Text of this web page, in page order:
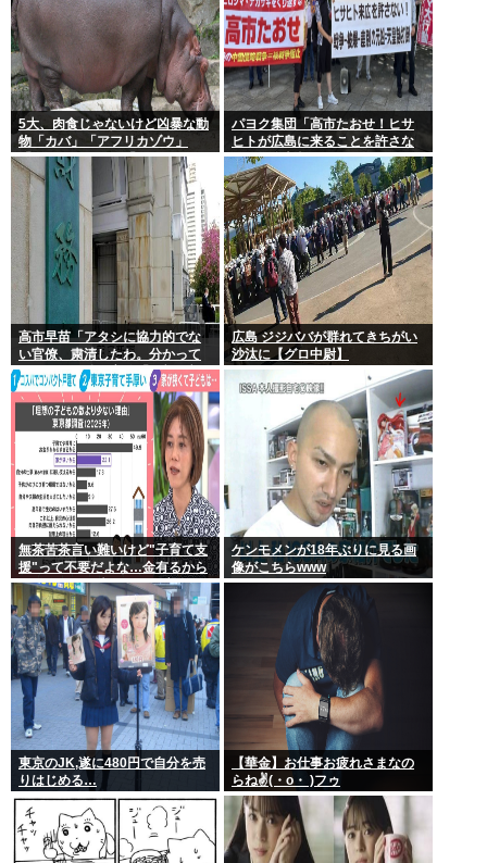
5大、肉食じゃないけど凶暴な動
物「カバ」「アフリカゾウ」
「バッファロー」「コーカサス
オオカブト」
パヨク集団「高市たおせ！ヒサ
ヒトが広島に来ることを許さな
い！天皇制打倒！」
高市早苗「アタシに協力的でな
い官僚、粛清したわ。分かって
るわね？」他の官僚「(ブルブ
ル)」
広島 ジジババが群れてきちがい
沙汰に【グロ中尉】
無茶苦茶言い難いけど"子育て支
援"って不要だよな…金有るから
子供作ってる癖に更に政府から
たんまり金貰う屑だよ
ケンモメンが18年ぶりに見る画
像がこちらwww
東京のJK,遂に480円で自分を売
りはじめる…
【華金】お仕事お疲れさまなの
らね✌(・o・ )フゥ